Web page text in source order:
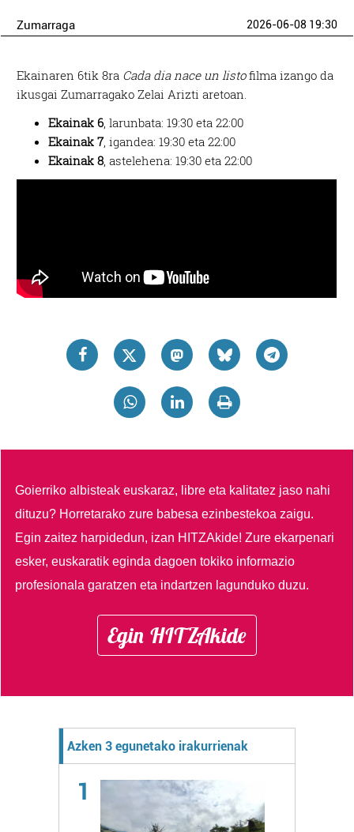
Zumarraga 2026-06-08 19:30
Ekainaren 6tik 8ra Cada dia nace un listofilma izango da
ikusgai Zumarragako Zelai Arizti aretoan.
Ekainak 6 , larunbata: 19:30 eta 22:00
Ekainak 7, igandea: 19:30 eta 22:00
Ekainak 8, astelehena: 19:30 eta 22:00
Goierriko albisteak euskaraz, libre eta kalitatez jaso nahi
dituzu? Horretarako zure babesa ezinbestekoa zaigu.
Egin zaitez harpidedun, izan HITZAkide!Zure ekarpenari
esker, euskaratik eginda dagoen tokiko informazio
profesionala garatzen eta indartzen lagunduko duzu.
Egin HITZAkide
Azken 3 egunetako irakurrienak
1